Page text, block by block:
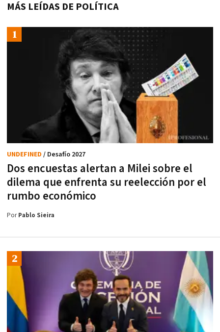
MÁS LEÍDAS DE POLÍTICA
Dos encuestas alertan a Milei sobre el
dilema que enfrenta su reelección por el
rumbo económico
UNDEFINED / Desafío 2027
PorPablo Sieira